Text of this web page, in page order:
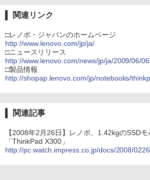
関連リンク
□レノボ・ジャパンのホームページ
http://www.lenovo.com/jp/ja/
□ニュースリリース
http://www.lenovo.com/news/jp/ja/2009/06/
□製品情報
http://shopap.lenovo.com/jp/notebooks/
関連記事
【2008年2月26日】レノボ、1.42kgのSSDモ
「ThinkPad X300」
http://pc.watch.impress.co.jp/docs/2008/